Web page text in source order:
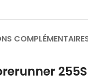
255S